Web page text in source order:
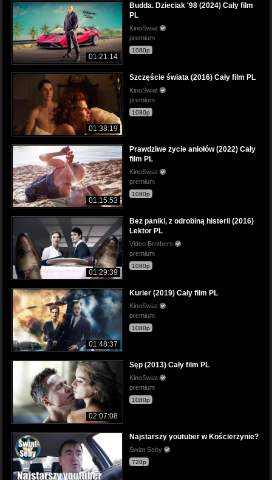
01:21:14
Budda. Dzieciak '98 (2024) Cały film
PL
KinoSwiat
premium
1080p
01:38:19
Szczęście świata (2016) Cały film PL
KinoSwiat
premium
1080p
01:15:53
Prawdziwe życie aniołów (2022) Cały
film PL
KinoSwiat
premium
1080p
01:29:39
Bez paniki, z odrobiną histerii (2016)
Lektor PL
Video Brothers
premium
1080p
01:48:37
Kurier (2019) Cały film PL
KinoSwiat
premium
1080p
02:07:08
Sęp (2013) Cały film PL
KinoSwiat
premium
1080p
Najstarszy youtuber w Kościerzynie?
Świat Seby
720p